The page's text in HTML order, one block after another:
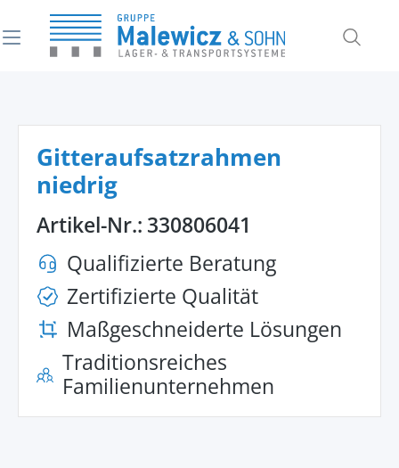
springen
Gitteraufsatzrahmen
niedrig
Artikel-Nr.: 330806041
Qualifizierte Beratung
Zertifizierte Qualität
Maßgeschneiderte Lösungen
Traditionsreiches
Familienunternehmen